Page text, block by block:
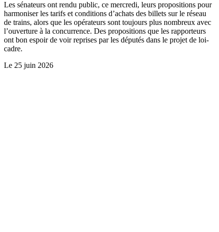
Les sénateurs ont rendu public, ce mercredi, leurs propositions pour
harmoniser les tarifs et conditions d’achats des billets sur le réseau
de trains, alors que les opérateurs sont toujours plus nombreux avec
l’ouverture à la concurrence. Des propositions que les rapporteurs
ont bon espoir de voir reprises par les députés dans le projet de loi-
cadre.
Le 25 juin 2026